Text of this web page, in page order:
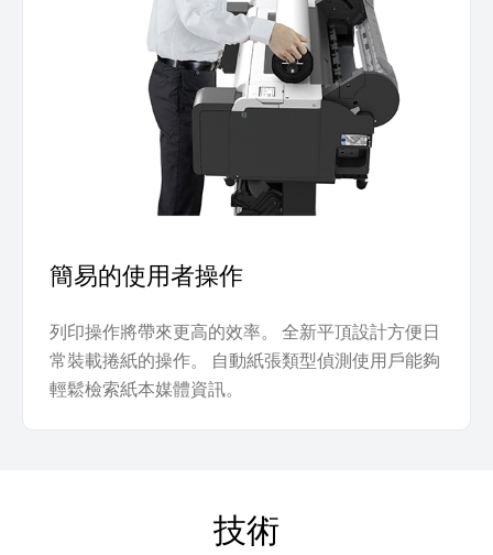
簡易的使用者操作
列印操作將帶來更高的效率。 全新平頂設計方便日
常裝載捲紙的操作。 自動紙張類型偵測使用戶能夠
輕鬆檢索紙本媒體資訊。
技術